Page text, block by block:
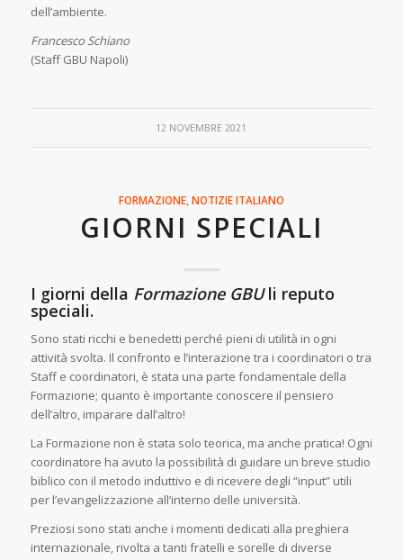
dell’ambiente.
Francesco Schiano
(Staff GBU Napoli)
12 NOVEMBRE 2021
FORMAZIONE, NOTIZIEITALIANO
GIORNI SPECIALI
I giorni della Formazione GBUli reputo
speciali.
Sono stati ricchi e benedetti perché pieni di utilità in ogni
attività svolta. Il confronto e l’interazione tra i coordinatori o tra
Staff e coordinatori, è stata una parte fondamentale della
Formazione; quanto è importante conoscere il pensiero
dell’altro, imparare dall’altro!
La Formazione non è stata solo teorica, ma anche pratica! Ogni
coordinatore ha avuto la possibilità di guidare un breve studio
biblico con il metodo induttivo e di ricevere degli “input” utili
per l’evangelizzazione all’interno delle università.
Preziosi sono stati anche i momenti dedicati alla preghiera
internazionale, rivolta a tanti fratelli e sorelle di diverse